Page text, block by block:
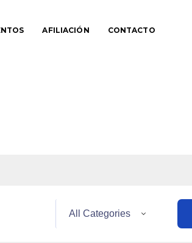
AFILIACIÓN CONTACTO